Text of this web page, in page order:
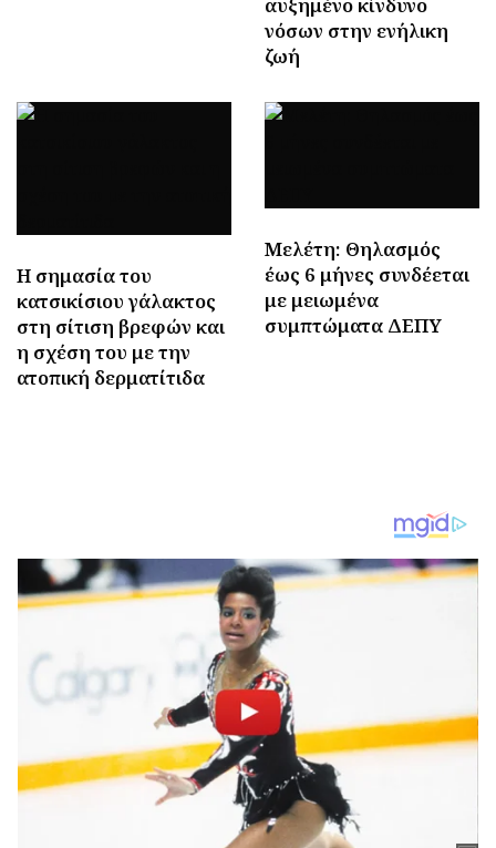
νόσων στην ενήλικη
ζωή
H σημασία του
κατσικίσιου γάλακτος
στη σίτιση βρεφών και
η σχέση του με την
ατοπική δερματίτιδα
Μελέτη: Θηλασμός
έως 6 μήνες συνδέεται
με μειωμένα
συμπτώματα ΔΕΠΥ